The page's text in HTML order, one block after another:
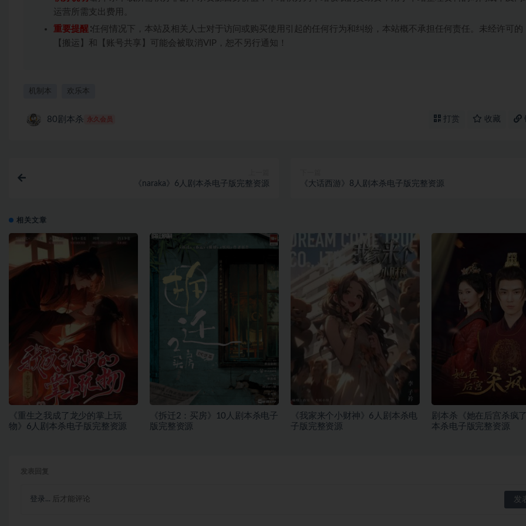
运营所需支出费用。
重要提醒 ∶任何情况下，本站及相关人士对于访问或购买使用引起的任何行为和纠纷，本站概不承担任何责任。未经许可的
【搬运】和【账号共享】可能会被取消VIP，恕不另行通知！
机制本 欢乐本
80剧本杀 永久会员 打赏 收藏
《naraka》6人剧本杀电子版完整资源 《大话西游》8人剧本杀电子版完整资源
相关文章
《重生之我成了龙少的掌上玩
物》6人剧本杀电子版完整资源
《拆迁2：买房》10人剧本杀电子
版完整资源
《我家来个小财神》6人剧本杀电
子版完整资源
剧本杀《她在后宫杀疯
本杀电子版完整资源
登录... 后才能评论